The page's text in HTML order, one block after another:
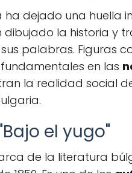
dejado una huella
la historia y
palabras. Figuras
en las
la realidad social
el yugo"
de la literatura